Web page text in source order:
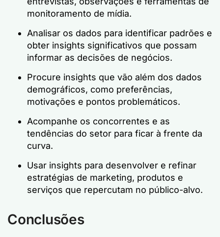
monitoramento de mídia.
Analisar os dados para identificar padrões e
obter insights significativos que possam
informar as decisões de negócios.
Procure insights que vão além dos dados
demográficos, como preferências,
motivações e pontos problemáticos.
Acompanhe os concorrentes e as
tendências do setor para ficar à frente da
curva.
Usar insights para desenvolver e refinar
estratégias de marketing, produtos e
serviços que repercutam no público-alvo.
Conclusões